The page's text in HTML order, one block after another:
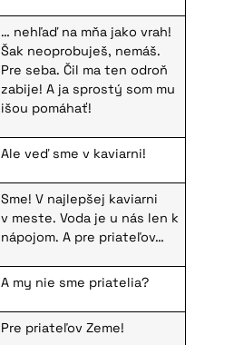
… nehľaď na mňa jako vrah!
Šak neoprobuješ, nemáš.
Pre seba. Čil ma ten odroň
zabije! A ja sprostý som mu
išou pomáhať!
Ale veď sme v kaviarni!
Sme! V najlepšej kaviarni
v meste. Voda je u nás len k
nápojom. A pre priateľov…
A my nie sme priatelia?
Pre priateľov Zeme!